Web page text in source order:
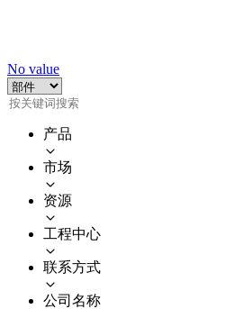
No value
产品
市场
资源
工程中心
联系方式
公司名称